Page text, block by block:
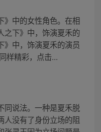
》中的女性角色。在相
之下》中，饰演夏禾的
》中，饰演夏禾的演员
样精彩，点击...
同说法。一种是夏禾脱
人没有了身份立场的阻